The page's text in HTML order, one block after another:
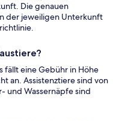
Die genauen
der jeweiligen Unterkunft
fällt eine Gebühr in Höhe
an. Assistenztiere sind von
und Wassernäpfe sind